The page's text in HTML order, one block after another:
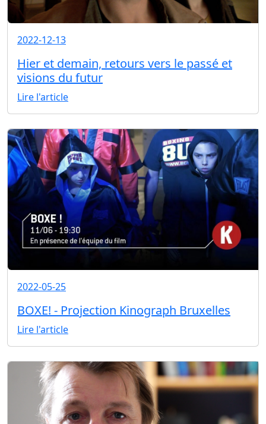
2022-12-13
Hier et demain, retours vers le passé et
visions du futur
Lire l'article
2022-05-25
BOXE! - Projection Kinograph Bruxelles
Lire l'article